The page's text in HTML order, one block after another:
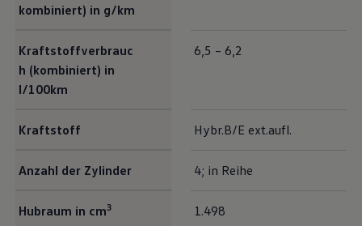
kombiniert) in g/km
Kraftstoffverbrauc
h (kombiniert) in
l/100km
6,5 – 6,2
Kraftstoff Hybr.B/E ext.aufl.
Anzahl der Zylinder 4; in Reihe
Hubraum in cm3 1.498